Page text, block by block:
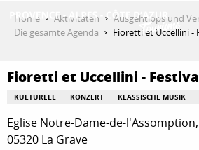
contenu
AKTIVITÄTEN
Home Aktivitäten
Ausgehtipps und
Die gesamte Agenda
Fioretti et Uccellini -
Fioretti et Uccellini -
KULTURELL KONZERT KLASSISCHE MUSIK
Eglise Notre-Dame-de-
05320 La Grave